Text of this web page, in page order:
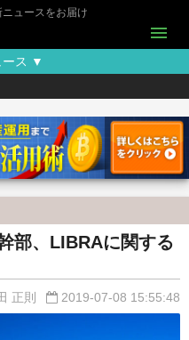
ュースをお届け
menu
ース ▼
部、LIBRAに関する
正則 2019-07-08 15:55:48